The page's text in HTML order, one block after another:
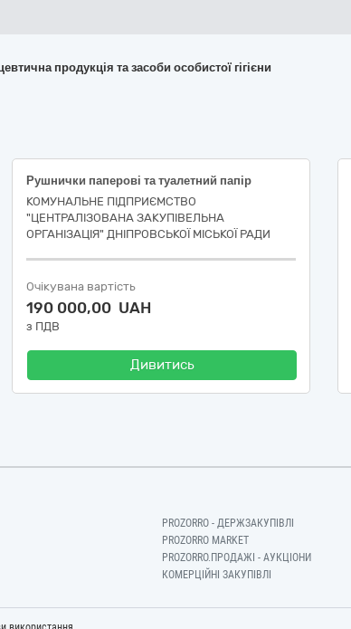
продукція та засоби особистої гігієни
Рушнички паперові та туалетний папір
КОМУНАЛЬНЕ ПІДПРИЄМСТВО
"ЦЕНТРАЛІЗОВАНА ЗАКУПІВЕЛЬНА
ОРГАНІЗАЦІЯ" ДНІПРОВСЬКОЇ МІСЬКОЇ РАДИ
Очікувана вартість
190 000,00 UAH
з ПДВ
Дивитись
PROZORRO - ДЕРЖЗАКУПІВЛІ
PROZORRO MARKET
PROZORRO.ПРОДАЖІ - АУКЦІОНИ
КОМЕРЦІЙНІ ЗАКУПІВЛІ